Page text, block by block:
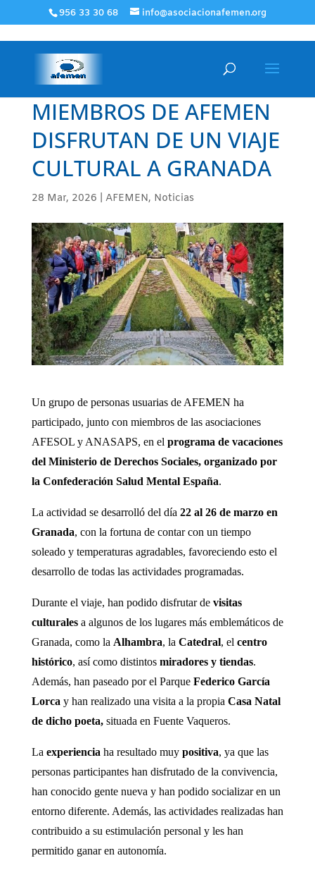
956 33 30 68 info@asociacionafemen.org
MIEMBROS DE AFEMEN
DISFRUTAN DE UN VIAJE
CULTURAL A GRANADA
28 Mar, 2026 AFEMEN, Noticias
Un grupo de personas usuarias de AFEMEN ha
participado, junto con miembros de las asociaciones
AFESOL y ANASAPS, en el programa de vacaciones
del Ministerio de Derechos Sociales, organizado por
la Confederación Salud Mental España.
La actividad se desarrolló del día 22 al 26 de marzo en
Granada, con la fortuna de contar con un tiempo
soleado y temperaturas agradables, favoreciendo esto el
desarrollo de todas las actividades programadas.
Durante el viaje, han podido disfrutar devisitas
culturalesa algunos de los lugares más emblemáticos de
Granada, como la Alhambra, la Catedral, el centro
histórico, así como distintosmiradores y tiendas.
Además, han paseado por el Parque Federico García
Lorca y han realizado una visita a la propia Casa Natal
de dicho poeta, situada en Fuente Vaqueros.
La experiencia ha resultado muy positiva, ya que las
personas participantes han disfrutado de la convivencia,
han conocido gente nueva y han podido socializar en un
entorno diferente. Además, las actividades realizadas han
contribuido a su estimulación personal y les han
permitido ganar en autonomía.